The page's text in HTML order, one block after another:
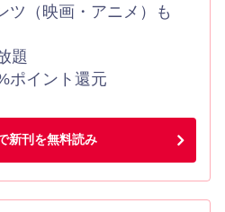
（映画・アニメ）も
題
ポイント還元
新刊を無料読み